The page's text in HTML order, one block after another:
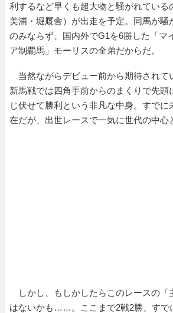
利するなど早くも超大物と騒がれている
美浦・堀厩舎）が出走を予定。同馬が騒
のみならず、国内外でG1を6勝した「マ
ア制覇馬」モーリスの全弟だからだ。
当然ながらデビュー前から期待されて
新馬戦では四角手前からのまくりで先頭
じ伏せて勝利という非凡な中身。すでに
在だが、出世レースで一気に世代の中心
しかし、もしかしたらこのレースの「
はないかも……。ここまで2戦2勝、すで